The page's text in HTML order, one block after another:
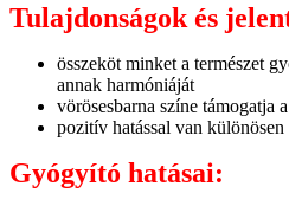
Tulajdonságok és
összeköt minket a természet
annak harmóniáját
vörösesbarna színe támogatja
pozitív hatással van különösen
Gyógyító hatásai: